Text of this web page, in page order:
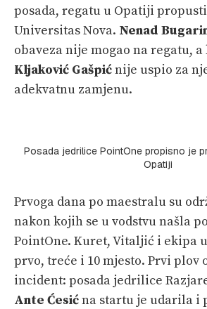
posada, regatu u Opatiji
Universitas Nova. Nenad
obaveza nije mogao na regatu,
Kljaković Gašpićnije uspio za
adekvatnu zamjenu.
Posada jedrilice PointOne propisno je
Opatiji
Prvoga dana po maestralu su
nakon kojih se u vodstvu našla
PointOne. Kuret, Vitaljić i ekipa
prvo, treće i 10 mjesto. Prvi plov
incident: posada jedrilice
Ante Ćesićna startu je udarila i